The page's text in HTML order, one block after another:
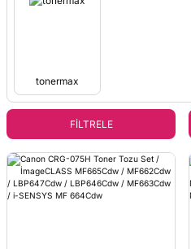
tonermax
FİLTRELE